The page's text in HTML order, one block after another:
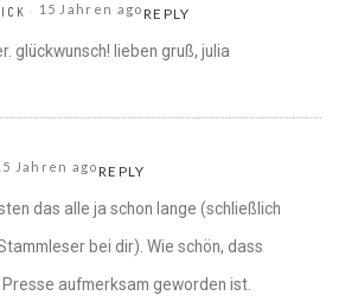
15 Jahren agoREPLY
glückwunsch! lieben gruß, julia
Jahren agoREPLY
das alle ja schon lange (schließlich
bei dir). Wie schön, dass
aufmerksam geworden ist.